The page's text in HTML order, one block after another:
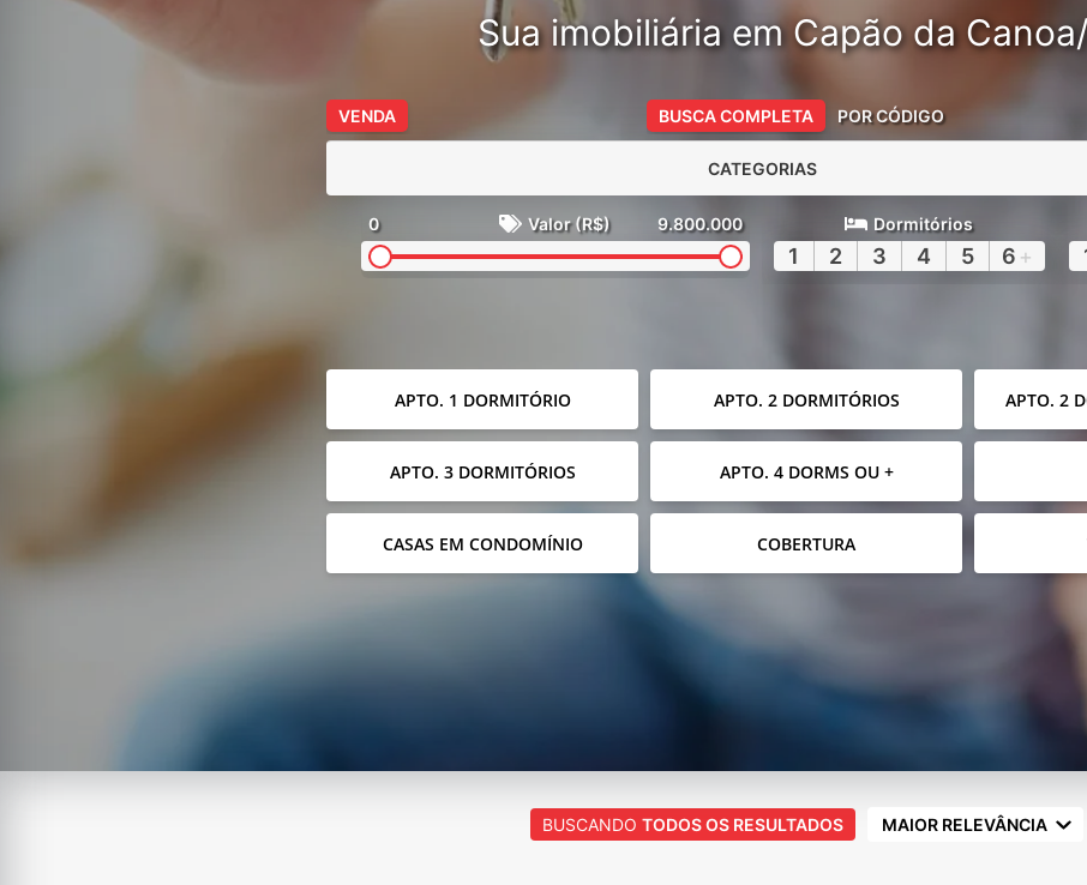
Sua imobiliária em Capão da
VENDA BUSCA COMPLETA POR CÓDIGO
CATEGORIAS
0 Valor (R$) 9.800.000 Dormitórios
1 2 3 4 5 6 +
APTO. 1 DORMITÓRIO APTO. 2 DORMITÓRIOS APTO. 2
APTO. 3 DORMITÓRIOS APTO. 4 DORMS OU +
CASAS EM CONDOMÍNIO COBERTURA
BUSCANDO TODOS OS RESULTADOS MAIOR RELEVÂNCIA